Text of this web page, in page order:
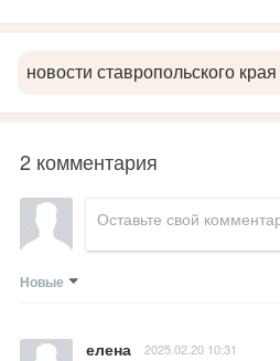
новости ставропольского
2 комментария
Новые
елена 2025.02.20 10:31